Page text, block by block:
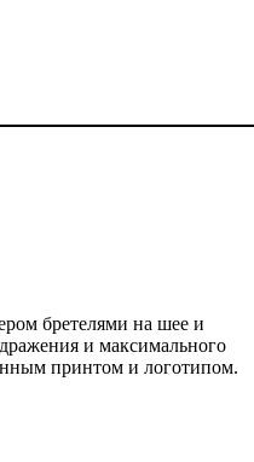
бретелями на шее и
и максимального
принтом и логотипом.